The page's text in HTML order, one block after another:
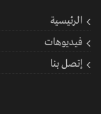
الرئيسية
فيديوهات
إتصل بنا